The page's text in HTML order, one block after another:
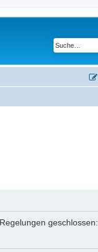
geschlossen: